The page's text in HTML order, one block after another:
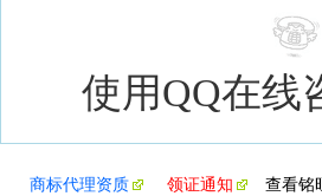
使用QQ在线
商标代理资质 领证通知 查看铭